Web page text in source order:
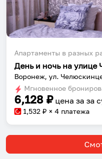
Апартаменты в разных
День и ночь на улице
Воронеж, ул.
Мгновенное
6,128 ₽ цена за за
1,532 ₽ × 4 платежа